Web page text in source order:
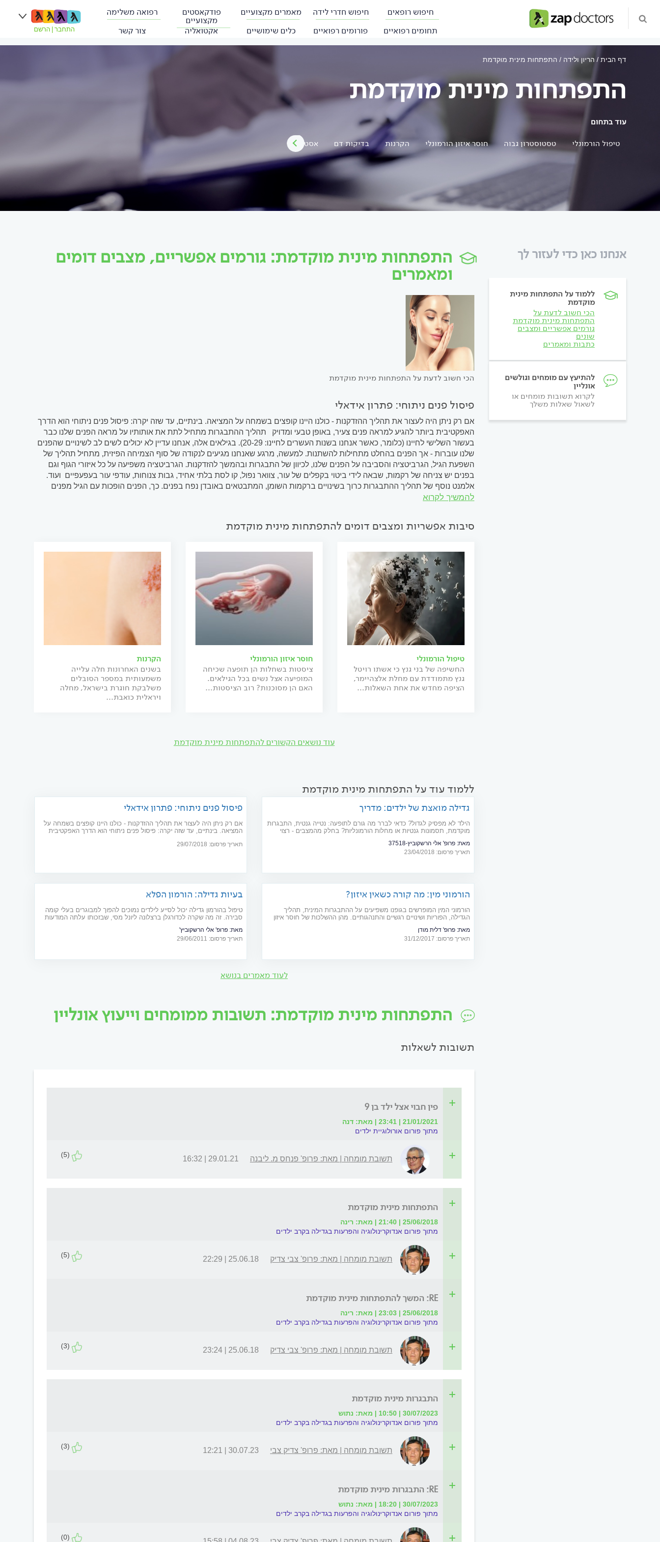
חיפוש רופאים חיפוש חדרי לידה מאמרים מקצועיים פודקאסטים
מקצועיים
רפואה משלימה
תחומים רפואיים
פורומים רפואיים כלים שימושיים אקטואליה צור קשר התחבר הרשם
דף הבית הריון ולידה התפתחות מינית מוקדמת
התפתחות מינית מוקדמת
עוד בתחום
טיפול הורמונלי טסטוסטרון גבוה חוסר איזון הורמונלי הקרנות בדיקות דם אסטרוגן גבוה
אנחנו כאן כדי לעזור לך
ללמוד על התפתחות מינית
מוקדמת
הכי חשוב לדעת על
התפתחות מינית מוקדמת
גורמים אפשריים ומצבים
שונים
כתבות ומאמרים
להתיעץ עם מומחים וגולשים
אונליין
לקרוא תשובות מומחים או
לשאול שאלות משלך
התפתחות מינית מוקדמת: גורמים אפשריים, מצבים דומים
ומאמרים
הכי חשוב לדעת על התפתחות מינית מוקדמת
פיסול פנים ניתוחי: פתרון אידאלי
אם רק ניתן היה לעצור את תהליך ההזדקנות - כולנו היינו קופצים בשמחה על המציאה. בינתיים, עד שזה יקרה: פיסול פנים ניתוחי הוא הדרך
האפקטיבית ביותר להגיע למראה פנים צעיר, באופן טבעי ומדויק תהליך ההתבגרות מתחיל לתת את אותותיו על מראה הפנים שלנו כבר
בעשור השלישי לחיינו (כלומר, כאשר אנחנו בשנות העשרים לחיינו: 20-29). בגילאים אלה, אנחנו עדיין לא יכולים לשים לב לשינויים שהפנים
שלנו עוברות - אך הפנים בהחלט מתחילות להשתנות. למעשה, מרגע שאנחנו מגיעים לנקודה של סוף הצמיחה הפיזית, מתחיל תהליך של
השפעת הגיל, הגרביטציה והסביבה על הפנים שלנו, לכיוון של התבגרות ובהמשך להזדקנות. הגרביטציה משפיעה על כל איזורי הגוף וגם
בפנים יש צניחה של רקמות, שבאה לידי ביטוי בקפלים של עור, צוואר נפול, קו לסת בלתי אחיד, גבות צנוחות, עודפי עור בעפעפיים ועוד.
אלמנט נוסף של תהליך ההתבגרות כרוך בשינויים ברקמות השומן, המתבטאים באובדן נפח בפנים. כך, הפנים הופכות עם הגיל מפנים
מלאות (ואפילו עגולות) -...
להמשיך לקרוא
סיבות אפשריות ומצבים דומים להתפתחות מינית מוקדמת
טיפול הורמונלי
החשיפה של בני גנץ כי אשתו רויטל
גנץ מתמודדת עם מחלת אלצהיימר,
הציפה מחדש את אחת השאלות...
חוסר איזון הורמונלי
ציסטות בשחלות הן תופעה שכיחה
המופיעה אצל נשים בכל הגילאים.
האם הן מסוכנות? רוב הציסטות...
הקרנות
בשנים האחרונות חלה עלייה
משמעותית במספר הסובלים
משלבקת חוגרת בישראל, מחלה
ויראלית כואבת...
עוד נושאים הקשורים להתפתחות מינית מוקדמת
ללמוד עוד על התפתחות מינית מוקדמת
גדילה מואצת של ילדים: מדריך
הילד לא מפסיק לגדול? כדאי לברר מה גורם לתופעה: נטייה גנטית, התבגרות
מוקדמת, תסמונות גנטיות או מחלות הורמונליות? בחלק מהמצבים - רצוי
מאת: פרופ' אלי הרשקוביץ-37518
תאריך פרסום: 23/04/2018
פיסול פנים ניתוחי: פתרון אידאלי
אם רק ניתן היה לעצור את תהליך ההזדקנות - כולנו היינו קופצים בשמחה על
המציאה. בינתיים, עד שזה יקרה: פיסול פנים ניתוחי הוא הדרך האפקטיבית
תאריך פרסום: 29/07/2018
הורמוני מין: מה קורה כשאין איזון?
הורמוני המין המופרשים בגופנו משפיעים על ההתבגרות המינית, תהליך
הגדילה, הפוריות ושינויים רגשיים והתנהגותיים. מהן ההשלכות של חוסר איזון
מאת: פרופ' דלית מודן
תאריך פרסום: 31/12/2017
בעיות גדילה: הורמון הפלא
טיפול בהורמון גדילה יכול לסייע לילדים נמוכים להפוך למבוגרים בעלי קומה
סבירה. זה מה שקרה לכדורגלן ברצלונה ליונל מסי, שבזכותו עלתה המודעות
מאת: פרופ' אלי הרשקוביץ'
תאריך פרסום: 29/06/2011
לעוד מאמרים בנושא
התפתחות מינית מוקדמת: תשובות ממומחים וייעוץ אונליין
תשובות לשאלות
פין חבוי אצל ילד בן 9
21/01/2021 | 23:41 | מאת: דנה
מתוך פורום אורולוגיית ילדים
תשובת מומחה | מאת: פרופ' פנחס מ. ליבנה 29.01.21 | 16:32
(5)
התפתחות מינית מוקדמת
25/06/2018 | 21:40 | מאת: רינה
מתוך פורום אנדוקרינולוגיה והפרעות בגדילה בקרב ילדים
תשובת מומחה | מאת: פרופ' צבי צדיק 25.06.18 | 22:29
(5)
RE: המשך להתפתחות מינית מוקדמת
25/06/2018 | 23:03 | מאת: רינה
מתוך פורום אנדוקרינולוגיה והפרעות בגדילה בקרב ילדים
תשובת מומחה | מאת: פרופ' צבי צדיק 25.06.18 | 23:24
(3)
התבגרות מינית מוקדמת
30/07/2023 | 10:50 | מאת: נתוש
מתוך פורום אנדוקרינולוגיה והפרעות בגדילה בקרב ילדים
תשובת מומחה | מאת: פרופ' צדיק צבי 30.07.23 | 12:21
(3)
RE: התבגרות מינית מוקדמת
30/07/2023 | 18:20 | מאת: נתוש
מתוך פורום אנדוקרינולוגיה והפרעות בגדילה בקרב ילדים
(0)